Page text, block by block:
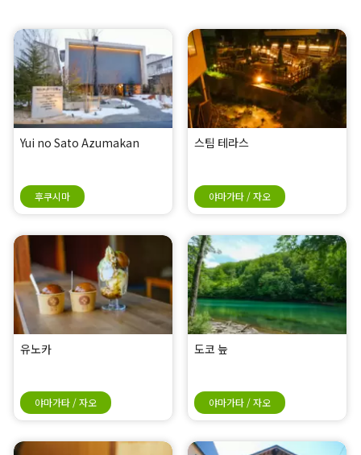
Yui no Sato Azumakan
후쿠시마
스팀 테라스
야마가타 / 자오
유노카
야마가타 / 자오
도코 늪
야마가타 / 자오